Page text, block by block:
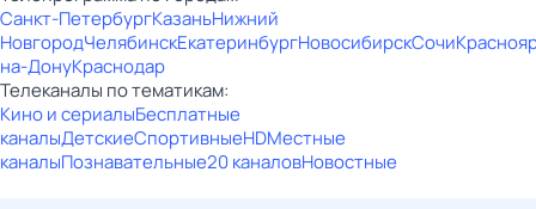
Санкт-ПетербургКазаньНижний
НовгородЧелябинскЕкатеринбургНовосибирскСочи
на-ДонуКраснодар
Телеканалы по тематикам:
Кино и сериалыБесплатные
каналыДетскиеСпортивныеHDМестные
каналыПознавательные20 каналовНовостные